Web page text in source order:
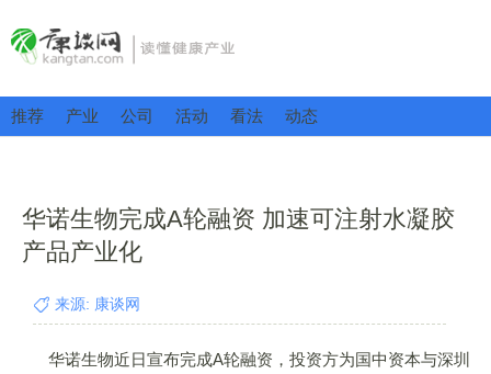
推荐 产业 公司 活动 看法 动态
华诺生物完成A轮融资 加速可注射水凝胶
产品产业化
来源: 康谈网
华诺生物近日宣布完成A轮融资，投资方为国中资本与深圳